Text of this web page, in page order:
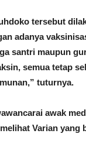
tersebut
adanya
santri maupun
semua tetap
tuturnya.
awak
Varian